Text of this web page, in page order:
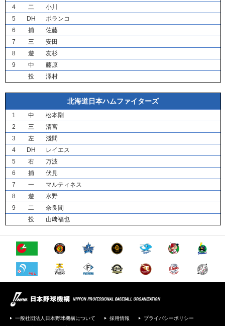
4
二
小川
5
DH
ポランコ
6
捕
佐藤
7
三
安田
8
遊
友杉
9
中
藤原
投
澤村
北海道日本ハムファイターズ
1 中
松本剛
2
三
清宮
3
左
淺間
4
DH
レイエス
5
右
万波
6
捕
伏見
7
一
マルティネス
8
遊
水野
9
二
奈良間
投
山﨑福也
一般社団法人日本野球機構について 採用情報
プライバシーポリシー